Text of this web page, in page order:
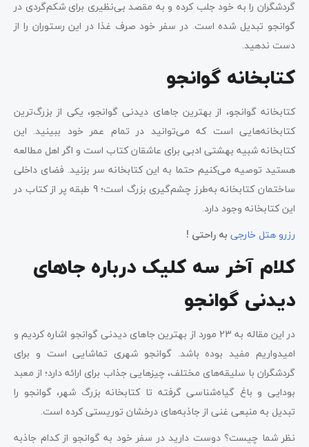
گردشگران را به خود جلب کرده و به مقصد بی‌نظیری برای شکم‌گردی در
گوانجو تبدیل شده است. در سفر خود صرف غذا در این رستوران را از
دست ندهید.
کتابخانه گوانجو
کتابخانه گوانجو، از بهترین جاهای دیدنی گوانجو، یکی از بزرگ‌ترین
کتابخانه‌هایی است که می‌توانید در تمام عمر خود ببینید. این
کتابخانه شبیه بهشتی ادبی برای عاشقان کتاب است و اگر اهل مطالعه
هستید توصیه می‌کنیم حتما به این کتابخانه سر بزنید. فضای داخلی
ساختمان کتابخانه به‌طرز چشم‌گیری بزرگ است؛ 9 طبقه پر از کتاب در
این کتابخانه وجود دارد.
رزرو هتل خارجی به راحتی !
کلام آخر سه کلیک درباره جاهای
دیدنی گوانجو
در این مقاله به 23 مورد از بهترین جاهای دیدنی گوانجو اشاره کردیم و
امیدواریم مفید بوده باشد. گوانجو شهری تماشایی است و برای
گردشگران با سلیقه‌های مختلف، چیزهایی جذاب برای ارائه دارد؛ از معبد
بودایی و باغ گیاه‌شناسی گرفته تا کتابخانه بزرگ شهر، گوانجو را
تبدیل به منبعی غنی از جاذبه‌های درخشان توریستی کرده است.
نظر شما چیست؟ دوست دارید در سفر خود به گوانجو از کدام جاذبه